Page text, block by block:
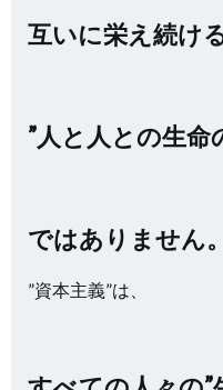
互いに栄え続け
”人と人との生命
ではありません。
”資本主義”は、